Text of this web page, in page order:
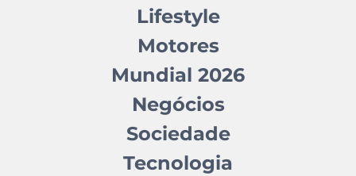
Lifestyle
Motores
Mundial 2026
Negócios
Sociedade
Tecnologia